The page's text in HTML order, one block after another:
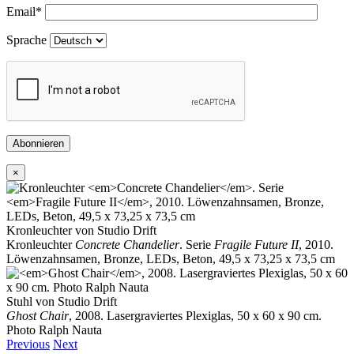
Email*
Sprache
Abonnieren
×
Kronleuchter von Studio Drift
Kronleuchter Concrete Chandelier. Serie Fragile Future II, 2010.
Löwenzahnsamen, Bronze, LEDs, Beton, 49,5 x 73,25 x 73,5 cm
Stuhl von Studio Drift
Ghost Chair, 2008. Lasergraviertes Plexiglas, 50 x 60 x 90 cm.
Photo Ralph Nauta
Previous Next